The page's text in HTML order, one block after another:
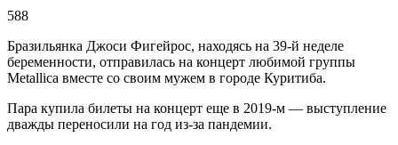
588
Бразильянка Джоси Фигейрос, находясь на 39-й неделе
беременности, отправилась на концерт любимой группы
Metallica вместе со своим мужем в городе Куритиба.
Пара купила билеты на концерт еще в 2019-м — выступление
дважды переносили на год из-за пандемии.